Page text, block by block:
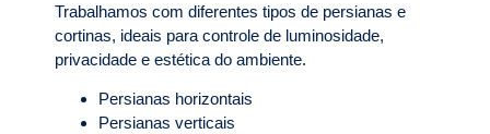
Trabalhamos com diferentes tipos de persianas e
cortinas, ideais para controle de luminosidade,
privacidade e estética do ambiente.
Persianas horizontais
Persianas verticais